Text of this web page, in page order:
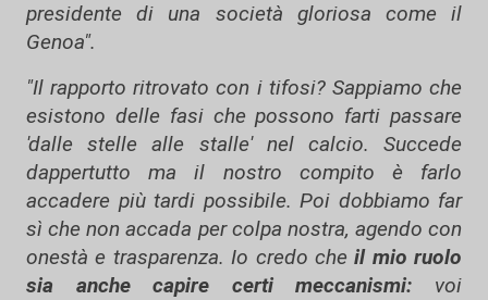
presidente di una società gloriosa come il
Genoa".
"Il rapporto ritrovato con i tifosi? Sappiamo che
esistono delle fasi che possono farti passare
'dalle stelle alle stalle' nel calcio. Succede
dappertutto ma il nostro compito è farlo
accadere più tardi possibile. Poi dobbiamo far
sì che non accada per colpa nostra, agendo con
onestà e trasparenza. Io credo che il mio ruolo
sia anche capire certi meccanismi: voi